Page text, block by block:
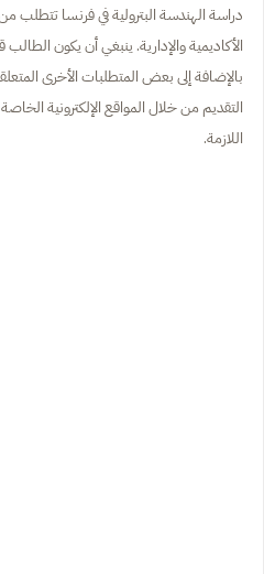
دراسة الهندسة البترولية في فرنسا
الأكاديمية والإدارية. ينبغي أن يكون الطالب
بالإضافة إلى بعض المتطلبات الأخرى
التقديم من خلال المواقع الإلكترونية
اللازمة.